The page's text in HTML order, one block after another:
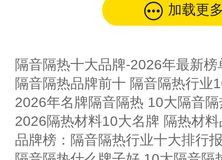
加载更
隔音隔热十大品牌-2026年最新榜
隔音隔热品牌前十 隔音隔热行业
2026年名牌隔音隔热 10大隔音
2026隔热材料10大名牌 隔热材